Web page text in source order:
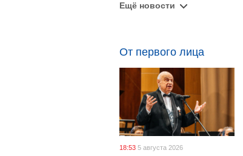
Ещё новости
От первого лица
18:53 5 августа 2026